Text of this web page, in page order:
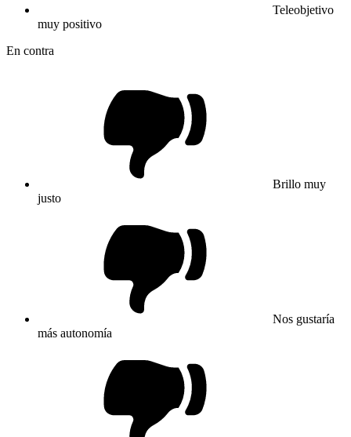
Teleobjetivo
muy positivo
En contra
Brillo muy
justo
Nos gustaría
más autonomía